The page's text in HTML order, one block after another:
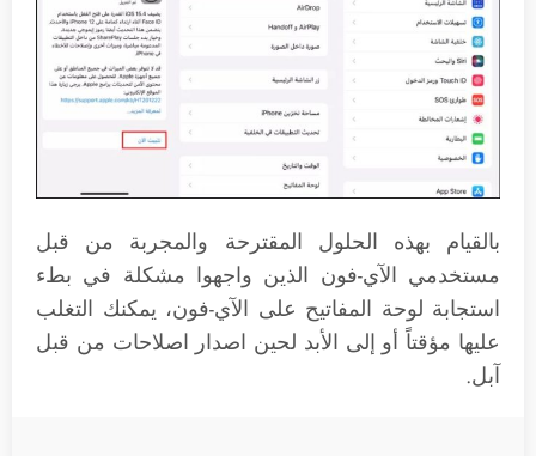
بالقيام بهذه الحلول المقترحة والمجربة من قبل
مستخدمي الآي-فون الذين واجهوا مشكلة في بطء
استجابة لوحة المفاتيح على الآي-فون، يمكنك التغلب
عليها مؤقتاً أو إلى الأبد لحين اصدار اصلاحات من قبل
آبل.